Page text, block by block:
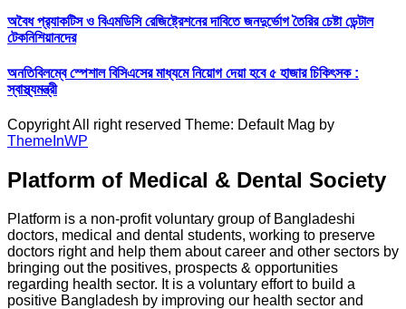
অবৈধ প্র‍্যাকটিস ও বিএমডিসি রেজিষ্ট্রেশনের দাবিতে জনদুর্ভোগ তৈরির চেষ্টা ডেন্টাল
টেকনিশিয়ানদের
অনতিবিলম্বে স্পেশাল বিসিএসের মাধ্যমে নিয়োগ দেয়া হবে ৫ হাজার চিকিৎসক :
স্বাস্থ্যমন্ত্রী
Copyright All right reserved Theme: Default Mag by
ThemeInWP
Platform of Medical & Dental Society
Platform is a non-profit voluntary group of Bangladeshi
doctors, medical and dental students, working to preserve
doctors right and help them about career and other sectors by
bringing out the positives, prospects & opportunities
regarding health sector. It is a voluntary effort to build a
positive Bangladesh by improving our health sector and